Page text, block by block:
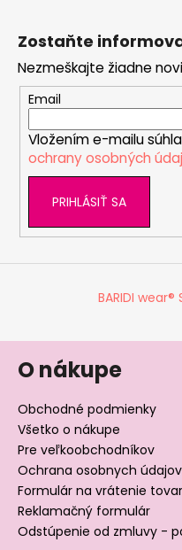
Zostaňte
Nezmeškajte žiadne
Email
Vložením e-mailu
ochrany osobných
PRIHLÁSIŤ SA
BARIDI wear®
O nákupe
Obchodné podmienky
Všetko o nákupe
Pre veľkoobchodníkov
Ochrana osobnych údajov
Formulár na vrátenie
Reklamačný formulár
Odstúpenie od zmluvy -